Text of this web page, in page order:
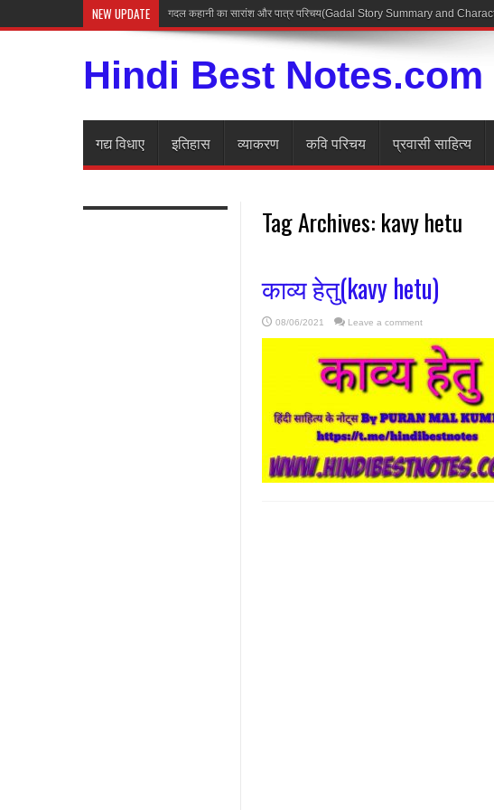
NEW UPDATE अज
Hindi Best Notes.com
गद्य विधाए इतिहास व्याकरण कवि परिचय प्रवासी साहित्य
Tag Archives: kavy hetu
काव्य हेतु(kavy hetu)
08/06/2021 Leave a comment